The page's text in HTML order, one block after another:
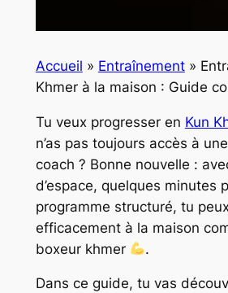
Accueil » Entraînement»
Khmer à la maison : Guide
Tu veux progresser en Kun
n’as pas toujours accès à
coach ? Bonne nouvelle :
d’espace, quelques minutes
programme structuré, tu
efficacement à la maison
boxeur khmer
.
Dans ce guide, tu vas